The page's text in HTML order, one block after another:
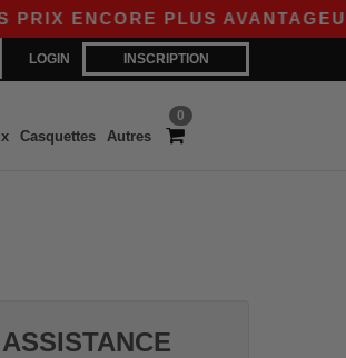
ENCORE PLUS AVANTAGEUX
LOGIN INSCRIPTION
0
Casquettes Autres
ASSISTANCE